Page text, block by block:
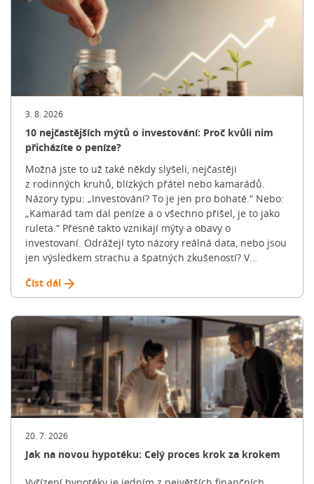
3. 8. 2026
10 nejčastějších mýtů o investování: Proč kvůli nim
přicházíte o peníze?
Možná jste to už také někdy slyšeli, nejčastěji
z rodinných kruhů, blízkých přátel nebo kamarádů.
Názory typu: „Investování? To je jen pro bohaté.“ Nebo:
„Kamarád tam dal peníze a o všechno přišel, je to jako
ruleta.“ Přesně takto vznikají mýty a obavy o
investovaní. Odrážejí tyto názory reálná data, nebo jsou
jen výsledkem strachu a špatných zkušeností? V
společně posvítit na 10 nejčastějších mýtů o investování
a ukázat si, jak realita vypadá doopravdy. „Jako
investiční specialista se s těmito tvrzeními potkávám
dnes a denně. Svět financí je bohužel opředen
spoustou mýtů, které v lidech vyvolávají strach. A
výsledek? Peníze nechávají ležet na běžných účtech
nebo spořících, kde je pomalu, ale jistě požírá inflace,“
zmiňuje David Pacoň, specialista na investice a DPS
FinGO. 1. Mýtus: Investování je jen pro bohaté Doby,
kdy byl akciový trh vyhrazen pánům v cylindrech, jsou
dávno pryč. Dnes můžete začít investovat doslova s pár
stovkami měsíčně (např. od 200 Kč). Klíčem k úspěchu
totiž není jednorázový balík peněz, ale pravidelnost a
dostatečně dlouho časový horizont. I malá částka
Číst dál
20. 7. 2026
Jak na novou hypotéku: Celý proces krok za krokem